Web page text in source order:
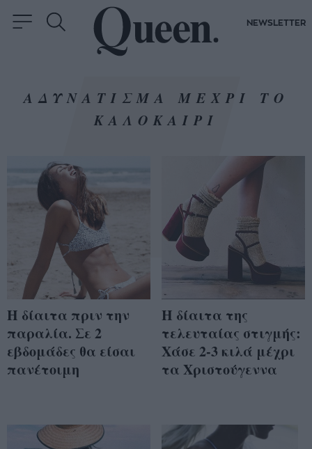
NEWSLETTER
ΑΔΥΝΑΤΙΣΜΑ ΜΕΧΡΙ ΤΟ
ΚΑΛΟΚΑΙΡΙ
Η δίαιτα πριν την
παραλία. Σε 2
εβδομάδες θα είσαι
πανέτοιμη
Η δίαιτα της
τελευταίας στιγμής:
Χάσε 2-3 κιλά μέχρι
τα Χριστούγεννα